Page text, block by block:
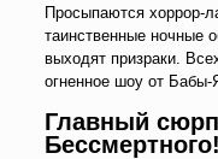
Просыпаются хоррор-
таинственные ночные
выходят призраки.
огненное шоу от Бабы-
Главный
Бессмертного!